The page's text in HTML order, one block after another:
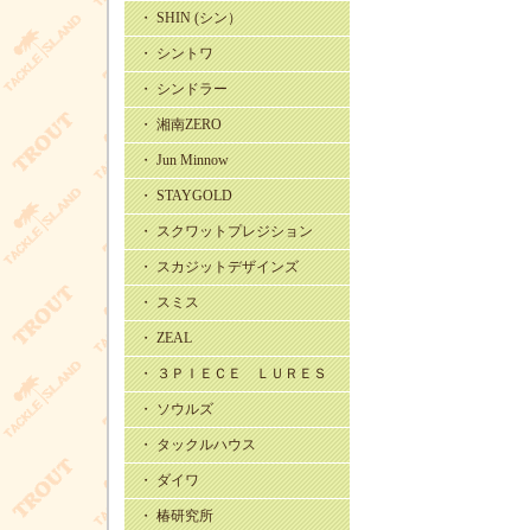
・ SHIN (シン）
・ シントワ
・ シンドラー
・ 湘南ZERO
・ Jun Minnow
・ STAYGOLD
・ スクワットプレジション
・ スカジットデザインズ
・ スミス
・ ZEAL
・ ３ＰＩＥＣＥ ＬＵＲＥＳ
・ ソウルズ
・ タックルハウス
・ ダイワ
・ 椿研究所